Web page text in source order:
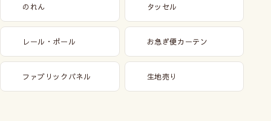
のれん タッセル
レール・ポール お急ぎ便カーテン
ファブリックパネル 生地売り